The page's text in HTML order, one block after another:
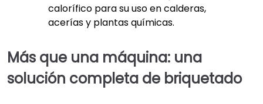
calorífico para su uso en calderas,
acerías y plantas químicas.
Más que una máquina: una
solución completa de briquetado